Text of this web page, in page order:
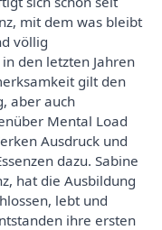
mit dem was bleibt
völlig
den letzten Jahren
gilt den
aber auch
Mental Load
Ausdruck und
dazu. Sabine
hat die Ausbildung
lebt und
ihre ersten